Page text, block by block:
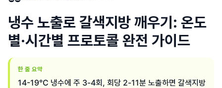
냉수 노출로 갈색지방 깨우기: 온도
별·시간별 프로토콜 완전 가이드
한 줄 요약
14-19°C 냉수에 주 3-4회, 회당 2-11분 노출하면 갈색지방